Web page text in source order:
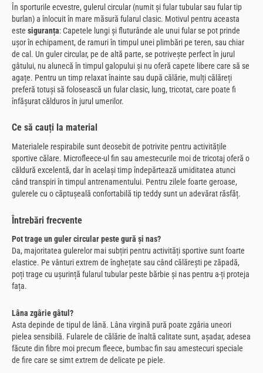
În sporturile ecvestre, gulerul circular (numit și fular tubular sau fular tip
burlan) a înlocuit în mare măsură fularul clasic. Motivul pentru aceasta
este siguranța: Capetele lungi și fluturânde ale unui fular se pot prinde
ușor în echipament, de ramuri în timpul unei plimbări pe teren, sau chiar
de cal. Un guler circular, pe de altă parte, se potrivește perfect în jurul
gâtului, nu alunecă în timpul galopului și nu oferă capete libere care să se
agațe. Pentru un timp relaxat înainte sau după călărie, mulți călăreți
preferă totuși să folosească un fular clasic, lung, tricotat, care poate fi
înfășurat călduros în jurul umerilor.
Ce să cauți la material
Materialele respirabile sunt deosebit de potrivite pentru activitățile
sportive călare. Microfleece-ul fin sau amestecurile moi de tricotaj oferă o
căldură excelentă, dar în același timp îndepărtează umiditatea atunci
când transpiri în timpul antrenamentului. Pentru zilele foarte geroase,
gulerele cu o căptușeală confortabilă tip teddy sunt un adevărat răsfăț.
Întrebări frecvente
Pot trage un guler circular peste gură și nas?
Da, majoritatea gulerelor mai subțiri pentru activități sportive sunt foarte
elastice. Pe vânturi extrem de înghețate sau când călărești pe zăpadă,
poți trage cu ușurință fularul tubular peste bărbie și nas pentru a-ți proteja
fața.
Lâna zgârie gâtul?
Asta depinde de tipul de lână. Lâna virgină pură poate zgâria uneori
pielea sensibilă. Fularele de călărie de înaltă calitate sunt, așadar, adesea
făcute din fibre moi precum fleece, bumbac fin sau amestecuri speciale
de fire care se simt extrem de delicate pe piele.